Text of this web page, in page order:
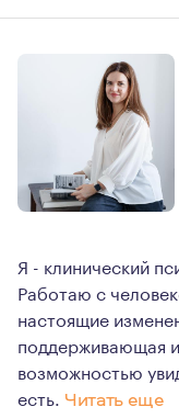
Я - клинический
Работаю с
настоящие
поддерживающая
возможностью
есть. Читать еще